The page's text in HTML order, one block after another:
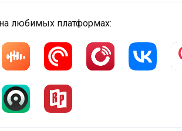
любимых платформах: